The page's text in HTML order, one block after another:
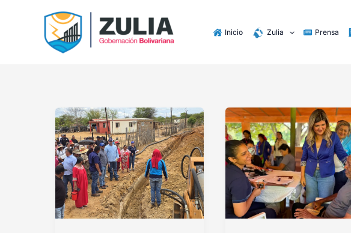
contenido
Inicio Zulia Prensa